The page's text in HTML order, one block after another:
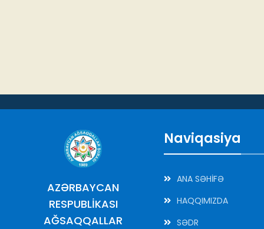
AZƏRBAYCAN
RESPUBLİKASI
AĞSAQQALLAR
Naviqasiya
ANA SƏHİFƏ
HAQQIMIZDA
SƏDR